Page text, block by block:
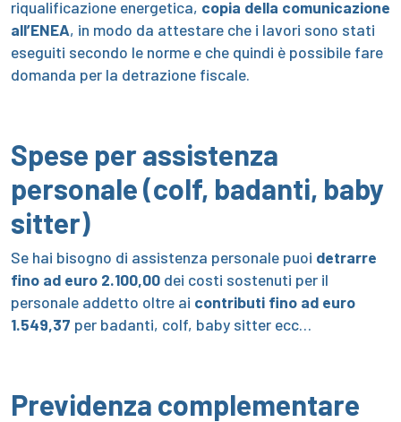
riqualificazione energetica, copia della comunicazione
all’ENEA, in modo da attestare che i lavori sono stati
eseguiti secondo le norme e che quindi è possibile fare
domanda per la detrazione fiscale.
Spese per assistenza
personale (colf, badanti, baby
sitter)
Se hai bisogno di assistenza personale puoi detrarre
fino ad euro 2.100,00 dei costi sostenuti per il
personale addetto oltre ai contributi fino ad euro
1.549,37 per badanti, colf, baby sitter ecc…
Previdenza complementare